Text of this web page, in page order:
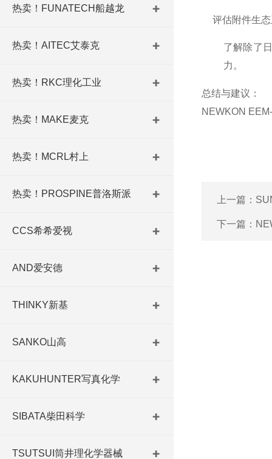
热卖！FUNATECH船越龙
热卖！AITEC艾泰克
热卖！RKC理化工业
热卖！MAKE麦克
热卖！MCRL村上
热卖！PROSPINE普洛斯派
CCS希希爱视
AND爱安德
THINKY新基
SANKO山高
KAKUHUNTER写真化学
SIBATA柴田科学
TSUTSUI筒井理化学器械
评估附件生
了解除了
力。
总结与建议：
NEWKON
上一篇：
下一篇：